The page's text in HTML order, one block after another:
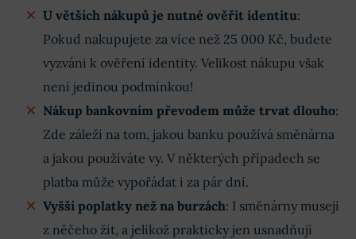
U větších nákupů je nutné ověřit identitu:
Pokud nakupujete za více než 25 000 Kč, budete
vyzváni k ověření identity. Velikost nákupu však
není jedinou podmínkou!
Nákup bankovním převodem může trvat dlouho:
Zde záleží na tom, jakou banku používá směnárna
a jakou používáte vy. V některých případech se
platba může vypořádat i za pár dní.
Vyšší poplatky než na burzách: I směnárny musejí
z něčeho žít, a jelikož prakticky jen usnadňují